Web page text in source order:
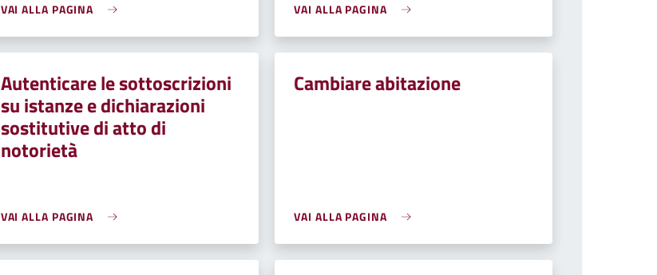
VAI ALLA PAGINA VAI ALLA PAGINA
Autenticare le sottoscrizioni
su istanze e dichiarazioni
sostitutive di atto di
notorietà
VAI ALLA PAGINA
Cambiare abitazione
VAI ALLA PAGINA